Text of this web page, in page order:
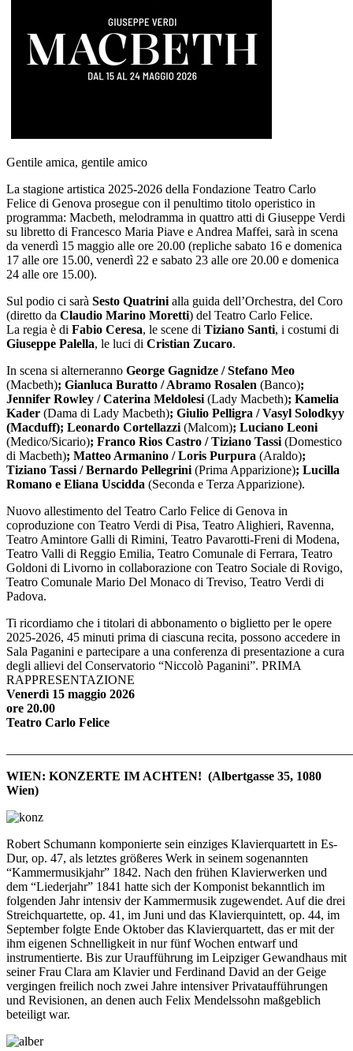
Gentile amica, gentile amico
La stagione artistica 2025-2026 della Fondazione Teatro Carlo
Felice di Genova prosegue con il penultimo titolo operistico in
programma: Macbeth, melodramma in quattro atti di Giuseppe Verdi
su libretto di Francesco Maria Piave e Andrea Maffei, sarà in scena
da venerdì 15 maggio alle ore 20.00 (repliche sabato 16 e domenica
17 alle ore 15.00, venerdì 22 e sabato 23 alle ore 20.00 e domenica
24 alle ore 15.00).
Sul podio ci sarà Sesto Quatrini alla guida dell’Orchestra, del Coro
(diretto da Claudio Marino Moretti) del Teatro Carlo Felice.
La regia è di Fabio Ceresa, le scene di Tiziano Santi, i costumi di
Giuseppe Palella, le luci di Cristian Zucaro.
In scena si alterneranno George Gagnidze / Stefano Meo
(Macbeth); Gianluca Buratto / Abramo Rosalen (Banco);
Jennifer Rowley / Caterina Meldolesi (Lady Macbeth); Kamelia
Kader (Dama di Lady Macbeth); Giulio Pelligra / Vasyl Solodkyy
(Macduff); Leonardo Cortellazzi (Malcom); Luciano Leoni
(Medico/Sicario); Franco Rios Castro / Tiziano Tassi (Domestico
di Macbeth); Matteo Armanino / Loris Purpura (Araldo);
Tiziano Tassi / Bernardo Pellegrini (Prima Apparizione); Lucilla
Romano e Eliana Uscidda (Seconda e Terza Apparizione).
Nuovo allestimento del Teatro Carlo Felice di Genova in
coproduzione con Teatro Verdi di Pisa, Teatro Alighieri, Ravenna,
Teatro Amintore Galli di Rimini, Teatro Pavarotti-Freni di Modena,
Teatro Valli di Reggio Emilia, Teatro Comunale di Ferrara, Teatro
Goldoni di Livorno in collaborazione con Teatro Sociale di Rovigo,
Teatro Comunale Mario Del Monaco di Treviso, Teatro Verdi di
Padova.
Ti ricordiamo che i titolari di abbonamento o biglietto per le opere
2025-2026, 45 minuti prima di ciascuna recita, possono accedere in
Sala Paganini e partecipare a una conferenza di presentazione a cura
degli allievi del Conservatorio “Niccolò Paganini”. PRIMA
RAPPRESENTAZIONE
Venerdì 15 maggio 2026
ore 20.00
Teatro Carlo Felice
WIEN: KONZERTE IM ACHTEN! (Albertgasse 35, 1080
Wien)
Robert Schumann komponierte sein einziges Klavierquartett in Es-
Dur, op. 47, als letztes größeres Werk in seinem sogenannten
“Kammermusikjahr” 1842. Nach den frühen Klavierwerken und
dem “Liederjahr” 1841 hatte sich der Komponist bekanntlich im
folgenden Jahr intensiv der Kammermusik zugewendet. Auf die drei
Streichquartette, op. 41, im Juni und das Klavierquintett, op. 44, im
September folgte Ende Oktober das Klavierquartett, das er mit der
ihm eigenen Schnelligkeit in nur fünf Wochen entwarf und
instrumentierte. Bis zur Uraufführung im Leipziger Gewandhaus mit
seiner Frau Clara am Klavier und Ferdinand David an der Geige
vergingen freilich noch zwei Jahre intensiver Privataufführungen
und Revisionen, an denen auch Felix Mendelssohn maßgeblich
beteiligt war.